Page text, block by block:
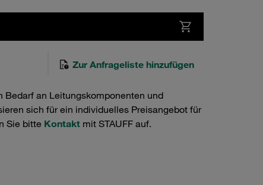
Zur Anfrageliste hinzufügen
Bedarf an Leitungskomponenten und
sich für ein individuelles Preisangebot für
Sie bitte Kontakt mit STAUFF auf.